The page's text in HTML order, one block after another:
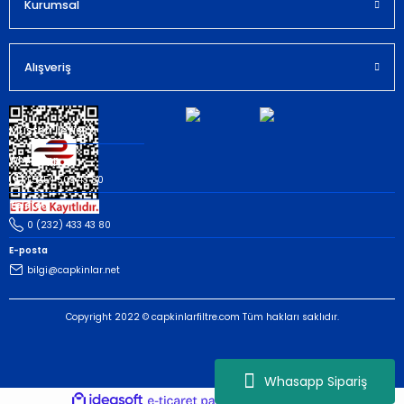
Whasapp Sipariş
Kurumsal
Alışveriş
Müşteri İletişim
Whatsapp
(535) 503 43 80
Telefon
0 (232) 433 43 80
E-posta
bilgi@capkinlar.net
Copyright 2022 © capkinlarfiltre.com Tüm hakları saklıdır.
ideasoft